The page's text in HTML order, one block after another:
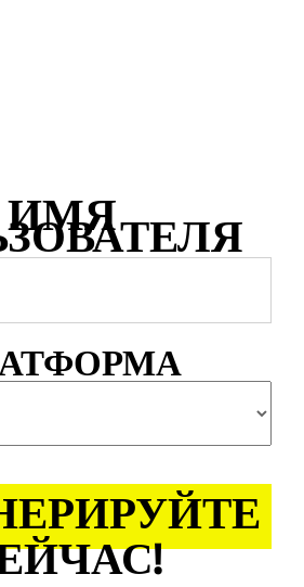
ИМЯ